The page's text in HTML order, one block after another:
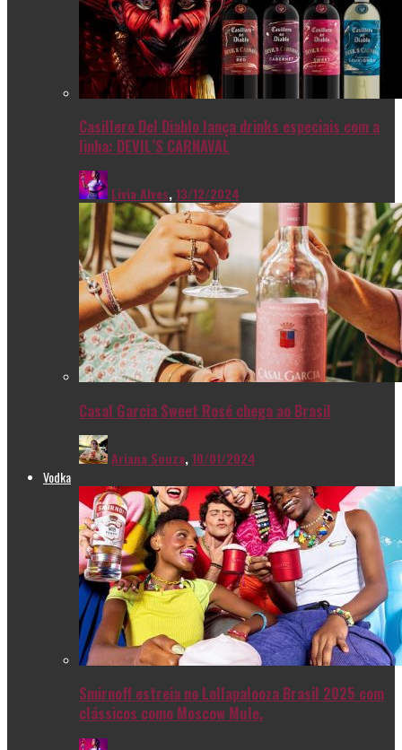
Casillero Del Diablo lança drinks especiais com a
linha: DEVIL’S CARNAVAL
Livia Alves,13/12/2024
Casal Garcia Sweet Rosé chega ao Brasil
Ariana Souza,10/01/2024
Vodka
Smirnoff estreia no Lollapalooza Brasil 2025 com
clássicos como Moscow Mule.